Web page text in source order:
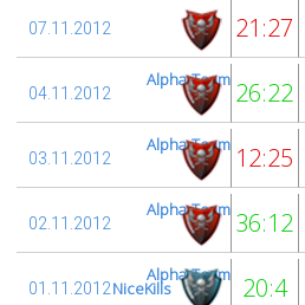
07.11.2012
Alpha-Team
21:27
04.11.2012
Alpha-Team
26:22
03.11.2012
Alpha-Team
12:25
02.11.2012
Alpha-Team
36:12
01.11.2012NiceKills 20:4